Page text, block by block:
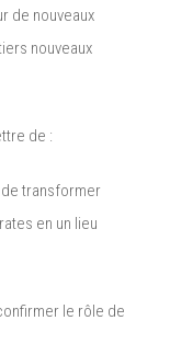
de nouveaux
nouveaux
de :
transformer
en un lieu
le rôle de